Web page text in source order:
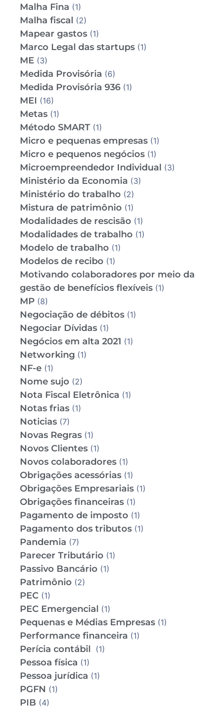
Malha Fina (1)
Malha fiscal (2)
Mapear gastos (1)
Marco Legal das startups (1)
ME (3)
Medida Provisória (6)
Medida Provisória 936 (1)
MEI (16)
Metas (1)
Método SMART (1)
Micro e pequenas empresas (1)
Micro e pequenos negócios (1)
Microempreendedor Individual (3)
Ministério da Economia (3)
Ministério do trabalho (2)
Mistura de patrimônio (1)
Modalidades de rescisão (1)
Modalidades de trabalho (1)
Modelo de trabalho (1)
Modelos de recibo (1)
Motivando colaboradores por meio da
gestão de benefícios flexíveis (1)
MP (8)
Negociação de débitos (1)
Negociar Dívidas (1)
Negócios em alta 2021 (1)
Networking (1)
NF-e (1)
Nome sujo (2)
Nota Fiscal Eletrônica (1)
Notas frias (1)
Noticias (7)
Novas Regras (1)
Novos Clientes (1)
Novos colaboradores (1)
Obrigações acessórias (1)
Obrigações Empresariais (1)
Obrigações financeiras (1)
Pagamento de imposto (1)
Pagamento dos tributos (1)
Pandemia (7)
Parecer Tributário (1)
Passivo Bancário (1)
Patrimônio (2)
PEC (1)
PEC Emergencial (1)
Pequenas e Médias Empresas (1)
Performance financeira (1)
Perícia contábil (1)
Pessoa física (1)
Pessoa jurídica (1)
PGFN (1)
PIB (4)